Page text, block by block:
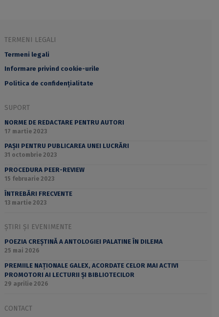
TERMENI LEGALI
Termeni legali
Informare privind cookie-urile
Politica de confidențialitate
SUPORT
NORME DE REDACTARE PENTRU AUTORI
17 martie 2023
PAȘII PENTRU PUBLICAREA UNEI LUCRĂRI
31 octombrie 2023
PROCEDURA PEER-REVIEW
15 februarie 2023
ÎNTREBĂRI FRECVENTE
13 martie 2023
ȘTIRI ȘI EVENIMENTE
POEZIA CREȘTINĂ A ANTOLOGIEI PALATINE ÎN DILEMA
25 mai 2026
PREMIILE NAȚIONALE GALEX, ACORDATE CELOR MAI ACTIVI
PROMOTORI AI LECTURII ȘI BIBLIOTECILOR
29 aprilie 2026
CONTACT